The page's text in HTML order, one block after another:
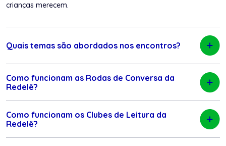
crianças merecem.
Quais temas são abordados nos encontros?
Como funcionam as Rodas de Conversa da
Redelê?
Como funcionam os Clubes de Leitura da
Redelê?